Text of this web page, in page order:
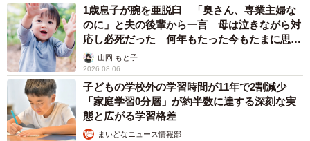
1歳息子が腕を亜脱臼 「奥さん、専業主婦な
のに」と夫の後輩から一言 母は泣きながら対
応し必死だった 何年もたった今もたまに思い
出し…山岡 もと子
2026.08.06
子どもの学校外の学習時間が11年で2割減少
「家庭学習0分層」が約半数に達する深刻な実
態と広がる学習格差
まいどなニュース情報部